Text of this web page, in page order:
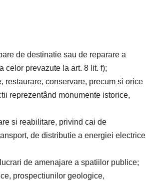
de destinatie sau de reparare a
celor prevazute la art. 8 lit. f);
restaurare, conservare, precum si orice
reprezentând monumente istorice,
si reabilitare, privind cai de
de distributie a energiei electrice
de amenajare a spatiilor publice;
prospectiunilor geologice,